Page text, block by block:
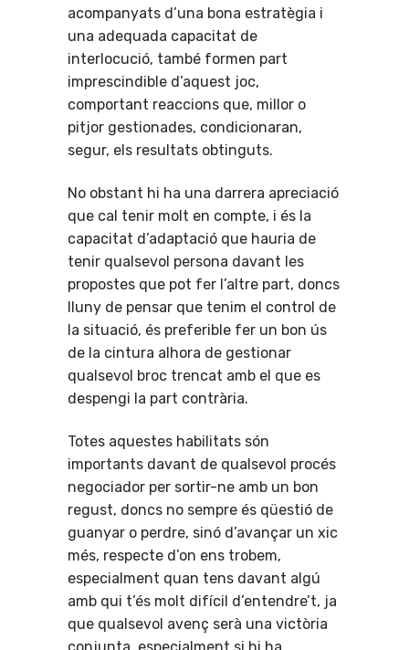
acompanyats d’una bona estratègia i
una adequada capacitat de
interlocució, també formen part
imprescindible d’aquest joc,
comportant reaccions que, millor o
pitjor gestionades, condicionaran,
segur, els resultats obtinguts.
No obstant hi ha una darrera apreciació
que cal tenir molt en compte, i és la
capacitat d’adaptació que hauria de
tenir qualsevol persona davant les
propostes que pot fer l’altre part, doncs
lluny de pensar que tenim el control de
la situació, és preferible fer un bon ús
de la cintura alhora de gestionar
qualsevol broc trencat amb el que es
despengi la part contrària.
Totes aquestes habilitats són
importants davant de qualsevol procés
negociador per sortir-ne amb un bon
regust, doncs no sempre és qüestió de
guanyar o perdre, sinó d’avançar un xic
més, respecte d’on ens trobem,
especialment quan tens davant algú
amb qui t’és molt difícil d’entendre’t, ja
que qualsevol avenç serà una victòria